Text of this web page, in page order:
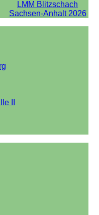
LMM Blitzschach
Sachsen-Anhalt 2026
II